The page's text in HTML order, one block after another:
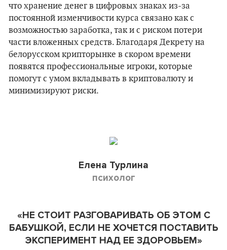
что хранение денег в цифровых знаках из-за
постоянной изменчивости курса связано как с
возможностью заработка, так и с риском потери
части вложенных средств. Благодаря Декрету на
белорусском крипторынке в скором времени
появятся профессиональные игроки, которые
помогут с умом вкладывать в криптовалюту и
минимизируют риски.
Елена Турлина
психолог
«НЕ СТОИТ РАЗГОВАРИВАТЬ ОБ ЭТОМ С
БАБУШКОЙ, ЕСЛИ НЕ ХОЧЕТСЯ ПОСТАВИТЬ
ЭКСПЕРИМЕНТ НАД ЕЕ ЗДОРОВЬЕМ»